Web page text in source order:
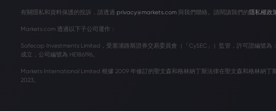
有關隱私和資料保護的投訴，請透過 privacy@markets.com與我們聯絡。請閱讀我們的隱私權政
Markets.com 透過以下子公司運作：
Safecap Investments Limited，受塞浦路斯證券交易委員會（「CySEC」）監管，許可證編號
成立，公司編號為 HE186196。
Markets International Limited 根據 2009 年修訂的聖文森和格林納丁斯法律在聖文森和格林納丁
2023。